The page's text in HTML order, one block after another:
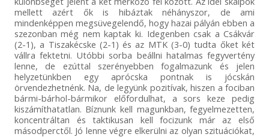
mellett azért ők is hibáztak néhányszor, de ami
mindenképpen megsüvegelendő, hogy hazai pályán ebben a
szezonban még nem kaptak ki. Idegenben csak a Csákvár
(2-1), a Tiszakécske (2-1) és az MTK (3-0) tudta őket két
vállra fektetni. Utóbbi sorba beállni hatalmas fegyvertény
lenne, de ezúttal szerényebben fogalmazunk és jelen
helyzetünkben egy aprócska pontnak is jócskán
örvendezhetnénk. Na, de legyünk pozitívak, hiszen a fociban
bármi-bárhol-bármikor előfordulhat, a sors keze pedig
kiszámíthatatlan. Bíznunk kell magunkban, fegyelmezetten,
koncentráltan és taktikusan kell focizunk már az első
másodperctől. Jó lenne végre elkerülni az olyan szituációkat,